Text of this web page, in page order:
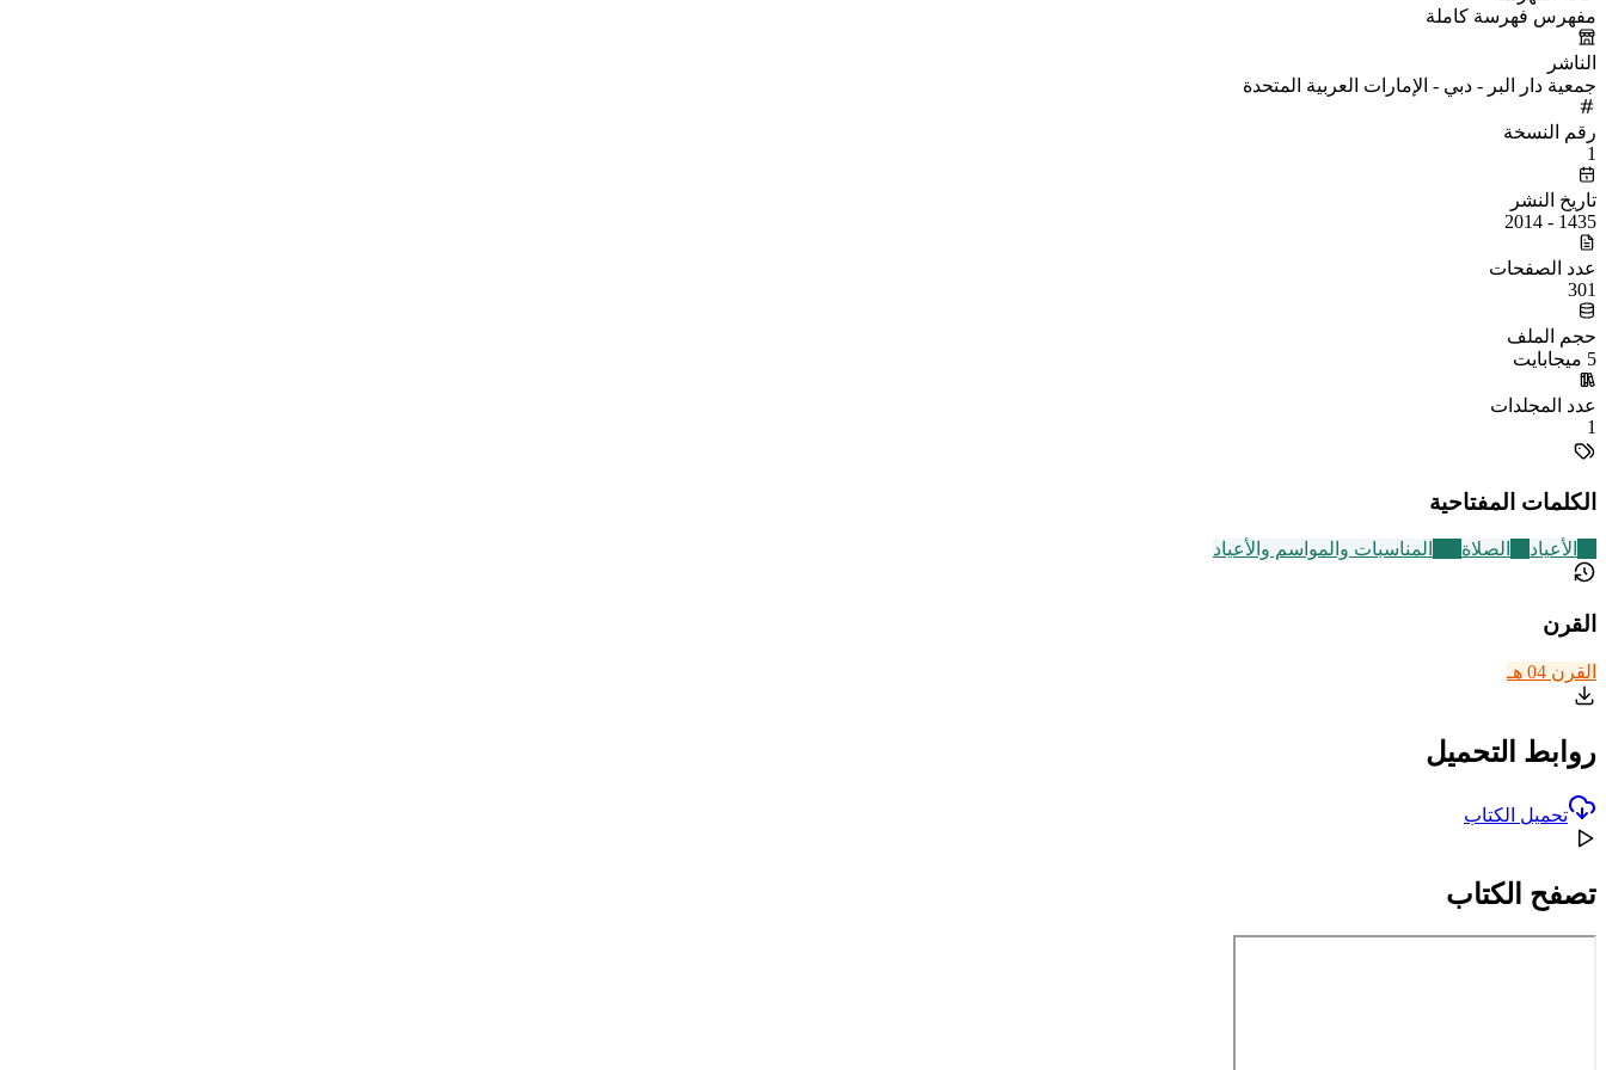
مفهرس فهرسة كاملة
الناشر
جمعية دار البر - دبي - الإمارات العربية المتحدة
رقم النسخة
1
تاريخ النشر
1435 - 2014
عدد الصفحات
301
حجم الملف
5 ميجابايت
عدد المجلدات
1
الكلمات المفتاحية
الأعياد الصلاة المناسبات والمواسم والأعياد
القرن
القرن 04 هـ
روابط التحميل
تحميل الكتاب
تصفح الكتاب